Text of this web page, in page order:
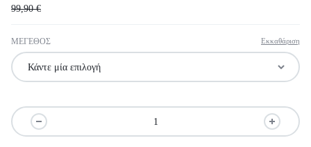
99,90€
ΜΕΓΕΘΟΣ Εκκαθάριση